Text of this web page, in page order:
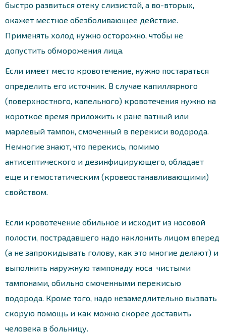
быстро развиться отеку слизистой, а во-вторых,
окажет местное обезболивающее действие.
Применять холод нужно осторожно, чтобы не
допустить обморожения лица.
Если имеет место кровотечение, нужно постараться
определить его источник. В случае капиллярного
(поверхностного, капельного) кровотечения нужно на
короткое время приложить к ране ватный или
марлевый тампон, смоченный в перекиси водорода.
Немногие знают, что перекись, помимо
антисептического и дезинфицирующего, обладает
еще и гемостатическим (кровеостанавливающими)
свойством.
Если кровотечение обильное и исходит из носовой
полости, пострадавшего надо наклонить лицом вперед
(а не запрокидывать голову, как это многие делают) и
выполнить наружную тампонаду носа чистыми
тампонами, обильно смоченными перекисью
водорода. Кроме того, надо незамедлительно вызвать
скорую помощь и как можно скорее доставить
человека в больницу.